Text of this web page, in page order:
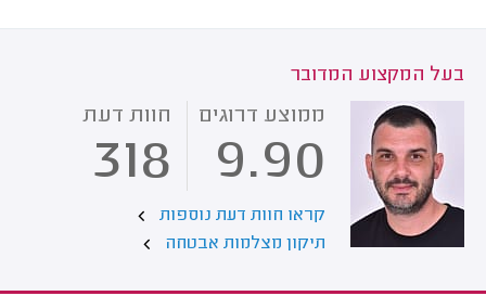
בעל המקצוע המדובר
ממוצע דרוגים
9.90
חוות דעת
318
קראו חוות דעת נוספות
תיקון מצלמות אבטחה